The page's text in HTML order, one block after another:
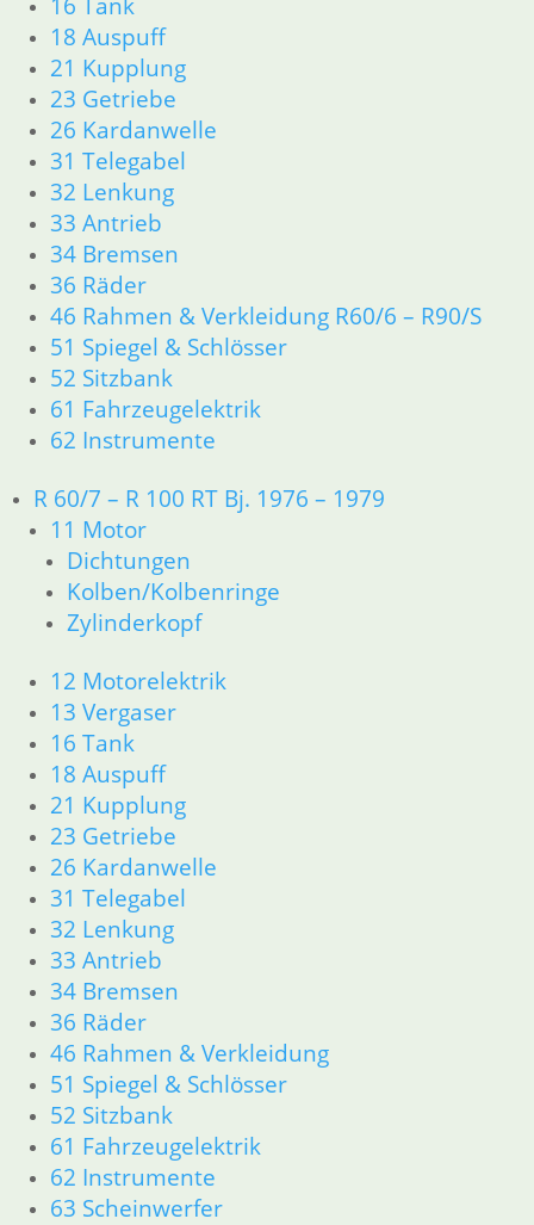
18 Auspuff
21 Kupplung
23 Getriebe
26 Kardanwelle
31 Telegabel
32 Lenkung
33 Antrieb
34 Bremsen
36 Räder
46 Rahmen & Verkleidung R60/6 – R90/S
51 Spiegel & Schlösser
52 Sitzbank
61 Fahrzeugelektrik
62 Instrumente
R 60/7 – R 100 RT Bj. 1976 – 1979
11 Motor
Dichtungen
Kolben/Kolbenringe
Zylinderkopf
12 Motorelektrik
13 Vergaser
16 Tank
18 Auspuff
21 Kupplung
23 Getriebe
26 Kardanwelle
31 Telegabel
32 Lenkung
33 Antrieb
34 Bremsen
36 Räder
46 Rahmen & Verkleidung
51 Spiegel & Schlösser
52 Sitzbank
61 Fahrzeugelektrik
62 Instrumente
63 Scheinwerfer
Newsletter Anmeldung
Newsletter Abmeldung
Information
Impressum
AGB
Datenschutzerklärung
Zahlung und Lieferung
Cookie-Richtlinie (EU)
Widerrufsbelehrung
Vertrag widerrufen
Teilesuche und Referenzummern
Besuchen Sie realoem.com mit Explosionszeichnungen für Ihre